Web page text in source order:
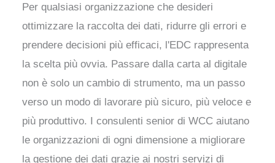
Per qualsiasi organizzazione che desideri
ottimizzare la raccolta dei dati, ridurre gli errori e
prendere decisioni più efficaci, l'EDC rappresenta
la scelta più ovvia. Passare dalla carta al digitale
non è solo un cambio di strumento, ma un passo
verso un modo di lavorare più sicuro, più veloce e
più produttivo. I consulenti senior di WCC aiutano
le organizzazioni di ogni dimensione a migliorare
la gestione dei dati grazie ai nostri servizi di